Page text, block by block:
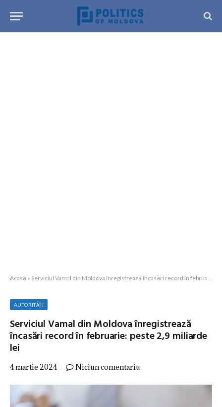
Acasă » Serviciul Vamal din Moldova înregistrează încasări record în februarie: peste 2,9 miliarde lei
AUTORITĂȚI
Serviciul Vamal din Moldova înregistrează
încasări record în februarie: peste 2,9 miliarde
lei
4 martie 2024 Niciun comentariu